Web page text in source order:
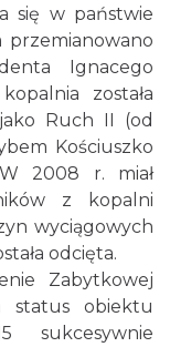
się w państwie
przemianowano
Ignacego
została
Ruch II (od
Kościuszko
2008 r. miał
z kopalni
wyciągowych
odcięta.
Zabytkowej
status obiektu
sukcesywnie